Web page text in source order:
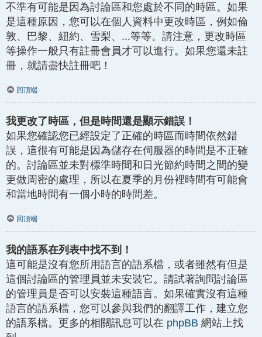
不準有可能是因為討論區和您處於不同的時區。如果
是這種原因，您可以在個人資料中更改時區，例如倫
敦、巴黎、紐約、雪梨、...等等。請注意，更改時區
等操作一般只有註冊會員才可以進行。如果您還未註
冊，就請盡快註冊吧！
回頂端
我更改了時區，但是時間還是顯示錯誤！
如果您確認您已經設定了正確的時區而時間依然錯
誤，這很有可能是因為儲存在伺服器的時間是不正確
的。討論區並未對標準時間和日光節約時間之間的變
更做周密的處理，所以在夏季的月份裡時間有可能會
和當地時間有一個小時的時間差。
回頂端
我的語系在列表中找不到！
這可能是沒有您所用語言的語系檔，或者雖然有但是
這個討論區的管理員並未安裝它。請試著詢問討論區
的管理員是否可以安裝這種語言。如果確實沒有這種
語言的語系檔，您可以參與我們的翻譯工作，建立您
的語系檔。更多的相關訊息可以在 phpBB 網站上找